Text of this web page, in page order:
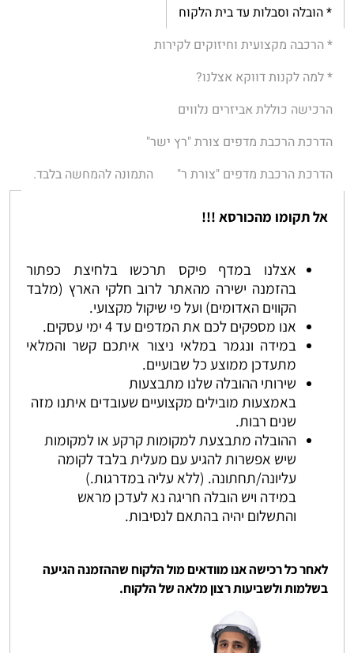
* הובלה וסבלות עד בית הלקוח
* הרכבה מקצועית וחיזוקים לקירות
* למה לקנות דווקא אצלנו?
הרכישה כוללת אביזרים נלווים
הדרכת הרכבת מדפים צורת "רץ ישר"
הדרכת הרכבת מדפים "צורת ר"
התמונה להמחשה בלבד.
אל תקומו מהכורסא !!!
אצלנו במדף פיקס תרכשו בלחיצת כפתור
בהזמנה ישירה מהאתר לרוב חלקי הארץ (מלבד
הקווים האדומים) ועל פי שיקול מקצועי.
אנו מספקים לכם את המדפים עד 4 ימי עסקים.
במידה ונגמר במלאי ניצור איתכם קשר והמלאי
מתעדכן ממוצע כל שבועיים.
שירותי ההובלה שלנו מתבצעות
באמצעות מובילים מקצועיים שעובדים איתנו מזה
שנים רבות.
ההובלה מתבצעת למקומות קרקע או למקומות
שיש אפשרות להגיע עם מעלית בלבד לקומה
עליונה/תחתונה. (ללא עליה במדרגות.)
במידה ויש הובלה חריגה נא לעדכן מראש
והתשלום יהיה בהתאם לנסיבות.
לאחר כל רכישה אנו מוודאים מול הלקוח שההזמנה הגיעה
בשלמות ולשביעות רצון מלאה של הלקוח.